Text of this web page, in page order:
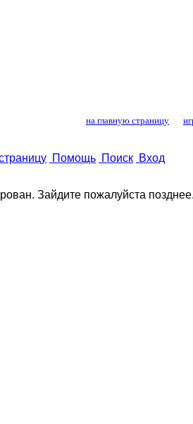
на главную страницу
Помощь Поиск Вход
Зайдите пожалуйста